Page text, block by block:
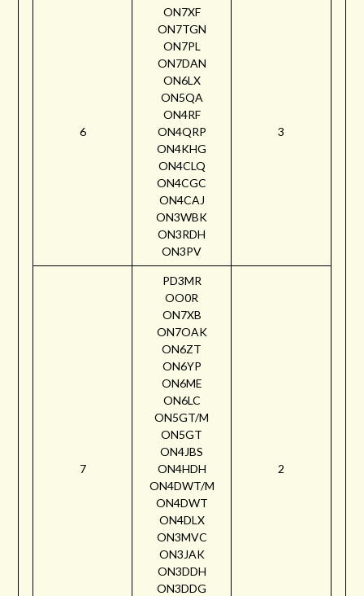
6
ON7XF
ON7TGN
ON7PL
ON7DAN
ON6LX
ON5QA
ON4RF
ON4QRP
ON4KHG
ON4CLQ
ON4CGC
ON4CAJ
ON3WBK
ON3RDH
ON3PV
3
7
PD3MR
OO0R
ON7XB
ON7OAK
ON6ZT
ON6YP
ON6ME
ON6LC
ON5GT/M
ON5GT
ON4JBS
ON4HDH
ON4DWT/M
ON4DWT
ON4DLX
ON3MVC
ON3JAK
ON3DDH
ON3DDG
2